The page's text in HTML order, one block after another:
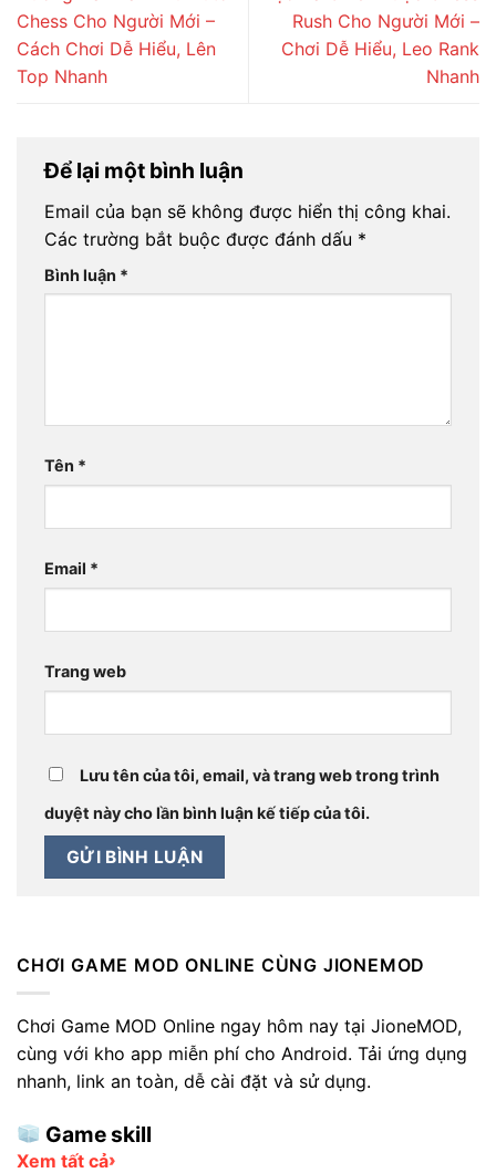
Chess Cho Người Mới –
Cách Chơi Dễ Hiểu, Lên
Top Nhanh
Rush Cho Người Mới –
Chơi Dễ Hiểu, Leo Rank
Nhanh
Để lại một bình luận
Email của bạn sẽ không được hiển thị công khai.
Các trường bắt buộc được đánh dấu *
Bình luận *
Tên *
Email *
Trang web
Lưu tên của tôi, email, và trang web trong trình
duyệt này cho lần bình luận kế tiếp của tôi.
CHƠI GAME MOD ONLINE CÙNG JIONEMOD
Chơi Game MOD Online ngay hôm nay tại JioneMOD,
cùng với kho app miễn phí cho Android. Tải ứng dụng
nhanh, link an toàn, dễ cài đặt và sử dụng.
Game skill
Xem tất cả›